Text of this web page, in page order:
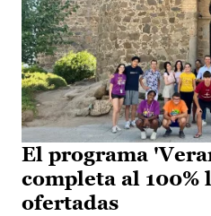
El programa
completa al 100%
ofertadas